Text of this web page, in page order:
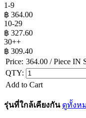
1-9
฿ 364.00
10-29
฿ 327.60
30++
฿ 309.40
Price: 364.00 / Piece IN
QTY:
Add to Cart
รุ่นที่ใกล้เคียงกัน ดูทั้งห